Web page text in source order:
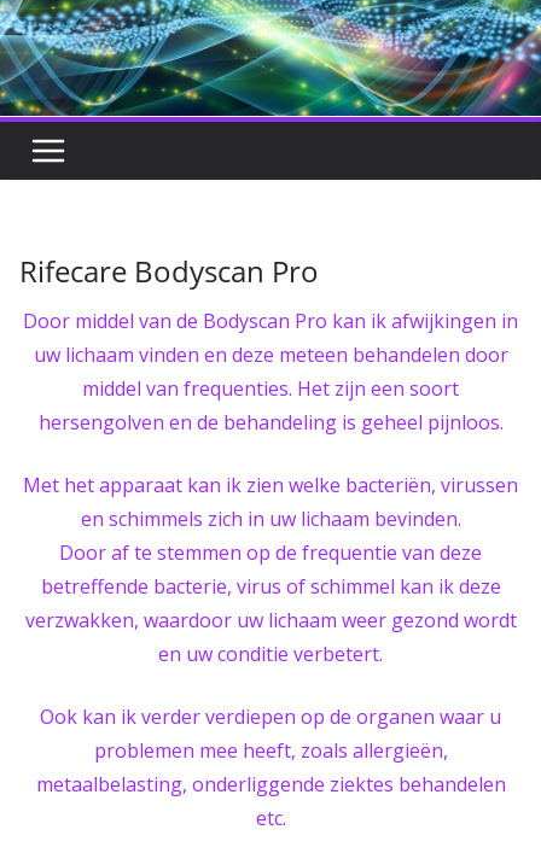
Rifecare Bodyscan Pro
Door middel van de Bodyscan Pro kan ik afwijkingen in
uw lichaam vinden en deze meteen behandelen door
middel van frequenties. Het zijn een soort
hersengolven en de behandeling is geheel pijnloos.
Met het apparaat kan ik zien welke bacteriën, virussen
en schimmels zich in uw lichaam bevinden.
Door af te stemmen op de frequentie van deze
betreffende bacterie, virus of schimmel kan ik deze
verzwakken, waardoor uw lichaam weer gezond wordt
en uw conditie verbetert.
Ook kan ik verder verdiepen op de organen waar u
problemen mee heeft, zoals allergieën,
metaalbelasting, onderliggende ziektes behandelen
etc.